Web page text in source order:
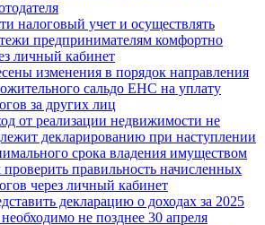
налоговый учет и осуществлять
предпринимателям комфортно
личный кабинет
изменения в порядок направления
сальдо ЕНС на уплату
за других лиц
от реализации недвижимости не
декларированию при наступлении
срока владения имуществом
проверить правильность начисленных
через личный кабинет
декларацию о доходах за 2025
не позднее 30 апреля